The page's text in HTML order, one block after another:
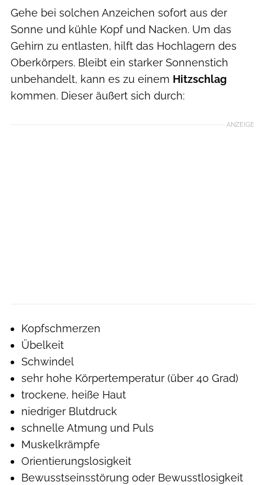
Gehe bei solchen Anzeichen sofort aus der
Sonne und kühle Kopf und Nacken. Um das
Gehirn zu entlasten, hilft das Hochlagern des
Oberkörpers. Bleibt ein starker Sonnenstich
unbehandelt, kann es zu einem Hitzschlag
kommen. Dieser äußert sich durch:
ANZEIGE
Kopfschmerzen
Übelkeit
Schwindel
sehr hohe Körpertemperatur (über 40 Grad)
trockene, heiße Haut
niedriger Blutdruck
schnelle Atmung und Puls
Muskelkrämpfe
Orientierungslosigkeit
Bewusstseinsstörung oder Bewusstlosigkeit